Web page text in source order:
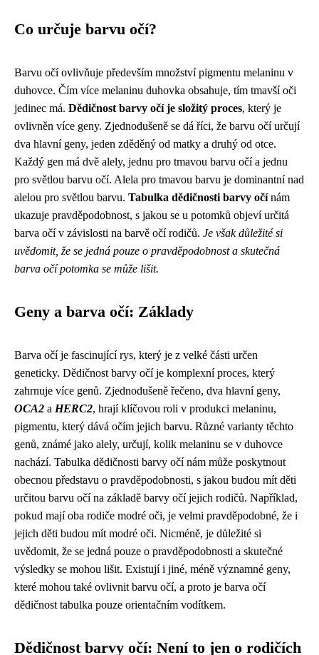
Co určuje barvu očí?
Barvu očí ovlivňuje především množství pigmentu melaninu v
duhovce. Čím více melaninu duhovka obsahuje, tím tmavší oči
jedinec má. Dědičnost barvy očí je složitý proces, který je
ovlivněn více geny. Zjednodušeně se dá říci, že barvu očí určují
dva hlavní geny, jeden zděděný od matky a druhý od otce.
Každý gen má dvě alely, jednu pro tmavou barvu očí a jednu
pro světlou barvu očí. Alela pro tmavou barvu je dominantní nad
alelou pro světlou barvu. Tabulka dědičnosti barvy očínám
ukazuje pravděpodobnost, s jakou se u potomků objeví určitá
barva očí v závislosti na barvě očí rodičů. Je však důležité si
uvědomit, že se jedná pouze o pravděpodobnost a skutečná
barva očí potomka se může lišit.
Geny a barva očí: Základy
Barva očí je fascinující rys, který je z velké části určen
geneticky. Dědičnost barvy očí je komplexní proces, který
zahrnuje více genů. Zjednodušeně řečeno, dva hlavní geny,
OCA2 a HERC2, hrají klíčovou roli v produkci melaninu,
pigmentu, který dává očím jejich barvu. Různé varianty těchto
genů, známé jako alely, určují, kolik melaninu se v duhovce
nachází. Tabulka dědičnosti barvy očí nám může poskytnout
obecnou představu o pravděpodobnosti, s jakou budou mít děti
určitou barvu očí na základě barvy očí jejich rodičů. Například,
pokud mají oba rodiče modré oči, je velmi pravděpodobné, že i
jejich děti budou mít modré oči. Nicméně, je důležité si
uvědomit, že se jedná pouze o pravděpodobnosti a skutečné
výsledky se mohou lišit. Existují i ​​jiné, méně významné geny,
které mohou také ovlivnit barvu očí, a proto je barva očí
dědičnost tabulka pouze orientačním vodítkem.
Dědičnost barvy očí: Není to jen o rodičích